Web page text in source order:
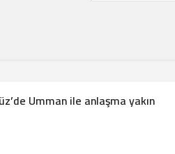
Umman ile anlaşma yakın